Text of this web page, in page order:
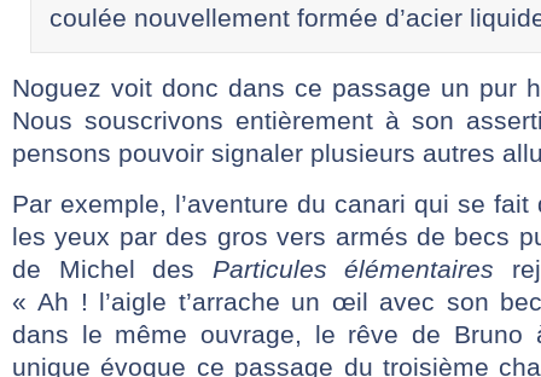
coulée nouvellement formée d’acier
Noguez voit donc dans ce passage un pur
Nous souscrivons entièrement à son
pensons pouvoir signaler plusieurs autres
Par exemple, l’aventure du canari qui se
les yeux par des gros vers armés de becs
de Michel des Particules élémentaires
« Ah ! l’aigle t’arrache un œil avec son
dans le même ouvrage, le rêve de
unique évoque ce passage du troisième